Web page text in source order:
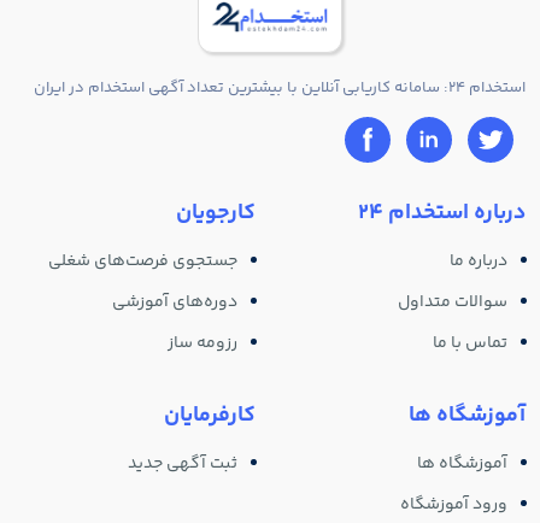
استخدام 24: سامانه کاریابی آنلاین با بیشترین تعداد آگهی استخدام در ایران
درباره استخدام 24
درباره ما
سوالات متداول
تماس با ما
آموزشگاه ها
آموزشگاه ها
ورود آموزشگاه
کارجویان
جستجوی فرصت‌های شغلی
دوره‌های آموزشی
رزومه ساز
کارفرمایان
ثبت آگهی جدید